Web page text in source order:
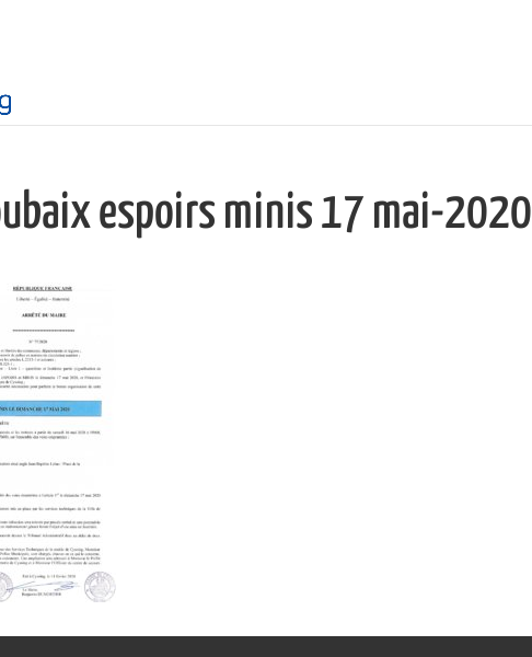
espoirs minis 17 mai-2020